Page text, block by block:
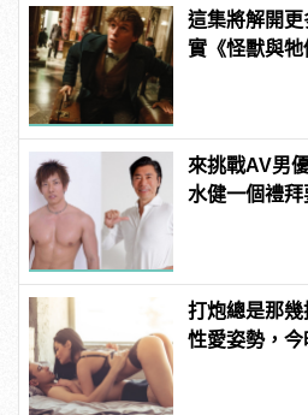
這集將解開
實《怪獸與
來挑戰AV男
水健一個禮拜
打炮總是那
性愛姿勢，